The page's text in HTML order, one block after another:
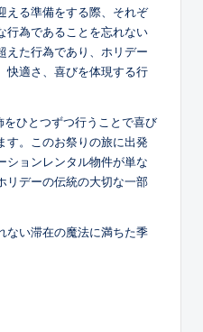
える準備をする際、それぞ
行為であることを忘れない
えた行為であり、ホリデー
快適さ、喜びを体現する行
ひとつずつ行うことで喜び
す。このお祭りの旅に出発
ションレンタル物件が単な
リデーの伝統の大切な一部
ない滞在の魔法に満ちた季